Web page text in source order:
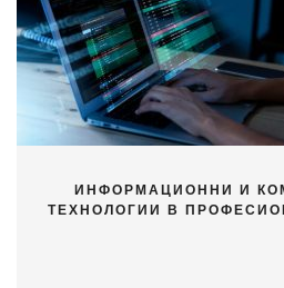
ИНФОРМАЦИОННИ И
ТЕХНОЛОГИИ В